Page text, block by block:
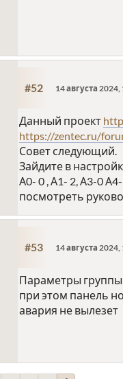
#52 14 августа 2024,
Данный проект
https://zentec.ru/
Совет следующий.
Зайдите в
А0- 0 , А1- 2, А3-0
посмотреть
#53 14 августа 2024,
Параметры группы
при этом панель
авария не вылезет